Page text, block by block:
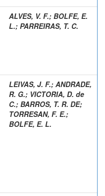
ALVES, V. F.; BOLFE, E.
L.; PARREIRAS, T. C.
LEIVAS, J. F.; ANDRADE,
R. G.; VICTORIA, D. de
C.; BARROS, T. R. DE;
TORRESAN, F. E.;
BOLFE, E. L.